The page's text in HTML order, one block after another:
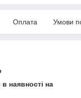
Оплата Умови
наявності на